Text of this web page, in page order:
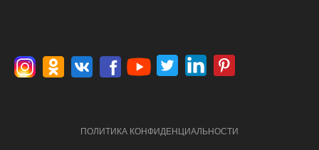
ПОЛИТИКА КОНФИДЕНЦИАЛЬНОСТИ